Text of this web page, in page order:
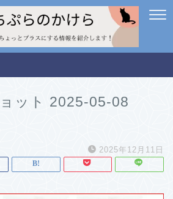
ット 2025-05-08
2025年12月11日